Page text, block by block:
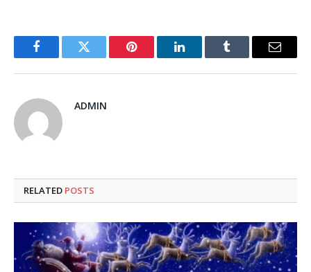
FacebookTwitter Pinterest LinkedInTumblr Email
ADMIN
RELATED POSTS